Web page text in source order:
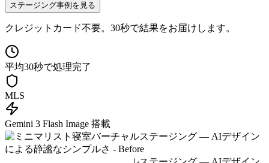
ステージング事例を見る
クレジットカード不要。30秒で結果をお届けします。
平均30秒で処理完了
MLS
Gemini 3 Flash Image 搭載